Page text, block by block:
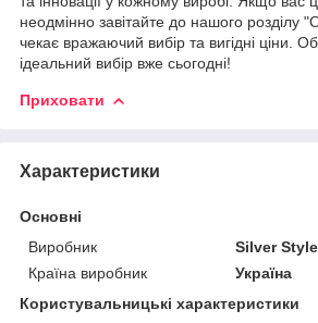
неодмінно завітайте до нашого розділу
чекає вражаючий вибір та вигідні ціни.
ідеальний вибір вже сьогодні!
Приховати
Характеристики
Основні
Виробник
Silver Style
Країна виробник
Україна
Користувальницькі характеристики